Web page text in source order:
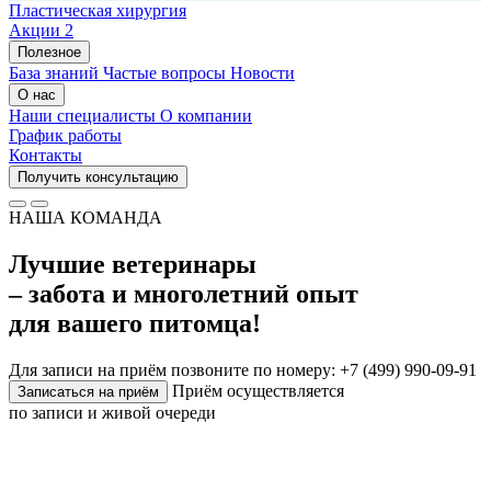
Пластическая хирургия
Акции 2
Полезное
База знаний Частые вопросы Новости
О нас
Наши специалисты О компании
График работы
Контакты
Получить консультацию
НАША КОМАНДА
Лучшие ветеринары
– забота и многолетний опыт
для вашего питомца!
Для записи на приём позвоните по номеру: +7 (499) 990-09-91
Записаться на приём
Приём осуществляется
по записи и живой очереди